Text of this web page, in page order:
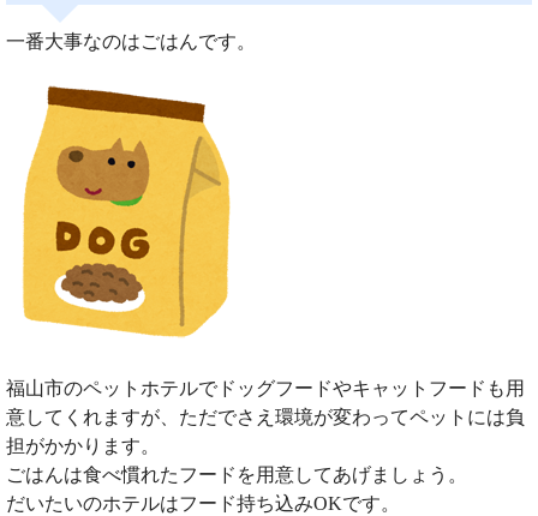
一番大事なのはごはんです。
福山市のペットホテルでドッグフードやキャットフードも用
意してくれますが、ただでさえ環境が変わってペットには負
担がかかります。
ごはんは食べ慣れたフードを用意してあげましょう。
だいたいのホテルはフード持ち込みOKです。